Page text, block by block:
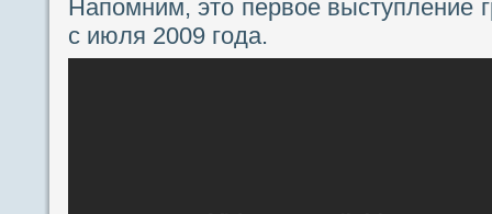
Напомним, это первое выступление
с июля 2009 года.